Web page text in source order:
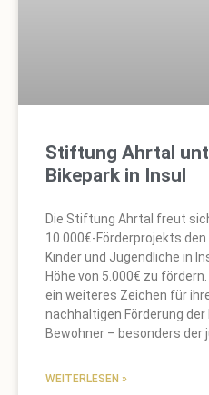
Stiftung Ahrtal
Bikepark in Insul
Die Stiftung Ahrtal freut
10.000€-Förderprojekts
Kinder und Jugendliche in
Höhe von 5.000€ zu
ein weiteres Zeichen für
nachhaltigen Förderung der
Bewohner – besonders der
WEITERLESEN »